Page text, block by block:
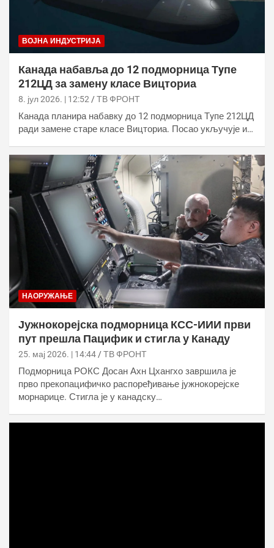
ВОЈНА ИНДУСТРИЈА
Канада набавља до 12 подморница Тyпе
212ЦД за замену класе Вицториа
8. јул 2026. | 12:52 ТВ ФРОНТ
Канада планира набавку до 12 подморница Тyпе 212ЦД
ради замене старе класе Вицториа. Посао укључује и…
НАОРУЖАЊЕ
Јужнокорејска подморница КСС-ИИИ први
пут прешла Пацифик и стигла у Канаду
25. мај 2026. | 14:44 ТВ ФРОНТ
Подморница РОКС Досан Ахн Цхангхо завршила је
прво прекопацифичко распоређивање јужнокорејске
морнарице. Стигла је у канадску…